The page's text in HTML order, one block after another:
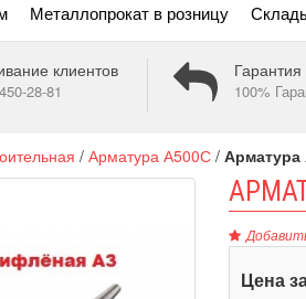
Металлопрокат в розницу
клиентов
28-81
Гарантия
100%
/ Арматура А500С /
Цена